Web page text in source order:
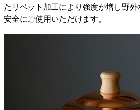
たリベット加工により強度が増し野
安全にご使用いただけます。